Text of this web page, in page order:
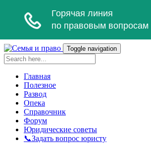
Toggle navigation
Главная
Полезное
Развод
Опека
Справочник
Форум
Юридические советы
📞Задать вопрос юристу